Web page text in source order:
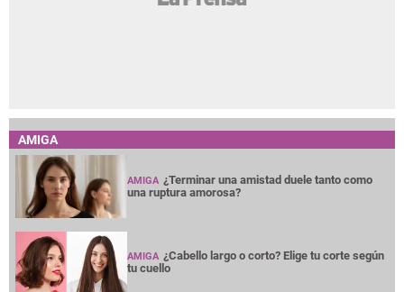
AMIGA
AMIGA ¿Terminar una amistad duele tanto como
una ruptura amorosa?
AMIGA ¿Cabello largo o corto? Elige tu corte según
tu cuello